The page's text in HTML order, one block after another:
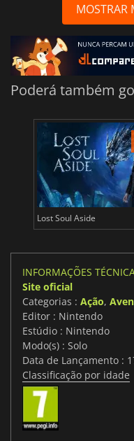
MOSTRAR
Poderá também
Lost Soul Aside
INFORMAÇÕES
Site oficial
Categorias : Ação,
Editor : Nintendo
Estúdio : Nintendo
Modo(s) : Solo
Data de Lançamento :
Classificação por idade